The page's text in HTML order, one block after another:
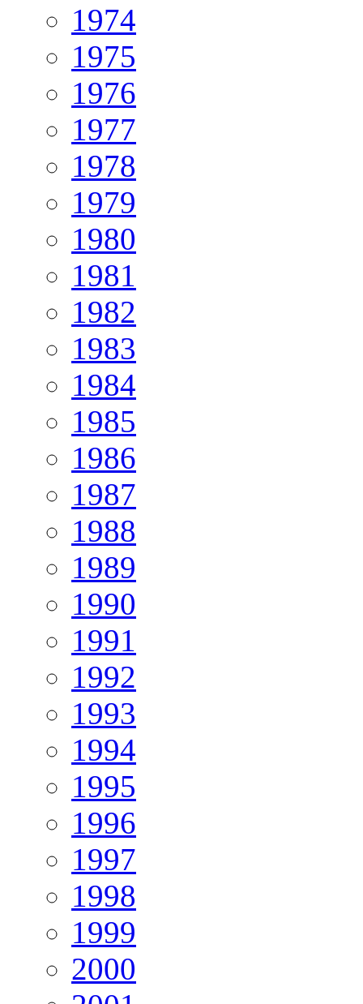
1974
1975
1976
1977
1978
1979
1980
1981
1982
1983
1984
1985
1986
1987
1988
1989
1990
1991
1992
1993
1994
1995
1996
1997
1998
1999
2000